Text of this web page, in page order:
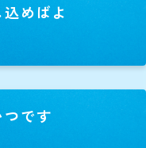
めばよ
です